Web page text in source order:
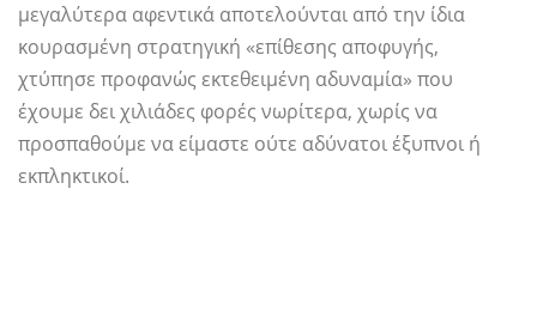
μεγαλύτερα αφεντικά αποτελούνται από την ίδια
κουρασμένη στρατηγική «επίθεσης αποφυγής,
χτύπησε προφανώς εκτεθειμένη αδυναμία» που
έχουμε δει χιλιάδες φορές νωρίτερα, χωρίς να
προσπαθούμε να είμαστε ούτε αδύνατοι έξυπνοι ή
εκπληκτικοί.